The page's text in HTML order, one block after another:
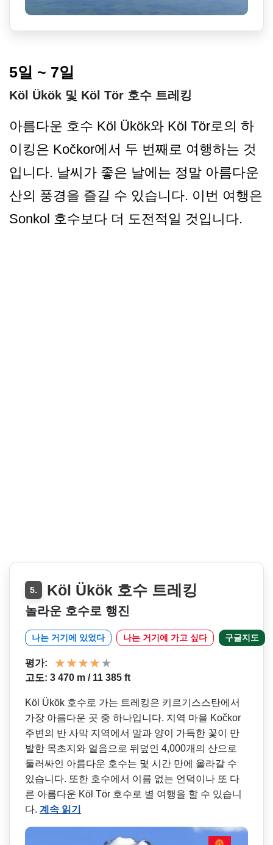
5일 ~ 7일
Köl Ükök 및 Köl Tör 호수 트레킹
아름다운 호수 Köl Ükök와 Köl Tör로의 하
이킹은 Kočkor에서 두 번째로 여행하는 것
입니다. 날씨가 좋은 날에는 정말 아름다운
산의 풍경을 즐길 수 있습니다. 이번 여행은
Sonkol 호수보다 더 도전적일 것입니다.
5. Köl Ükök 호수 트레킹
놀라운 호수로 행진
나는 거기에 있었다 나는 거기에 가고 싶다 구글지도
평가:
고도: 3 470 m / 11 385 ft
Köl Ükök 호수로 가는 트레킹은 키르기스스탄에서
가장 아름다운 곳 중 하나입니다. 지역 마을 Kočkor
주변의 반 사막 지역에서 말과 양이 가득한 꽃이 만
발한 목초지와 얼음으로 뒤덮인 4,000개의 산으로
둘러싸인 아름다운 호수는 몇 시간 만에 올라갈 수
있습니다. 또한 호수에서 이름 없는 언덕이나 또 다
른 아름다운 Köl Tör 호수로 별 여행을 할 수 있습니
다. 계속 읽기